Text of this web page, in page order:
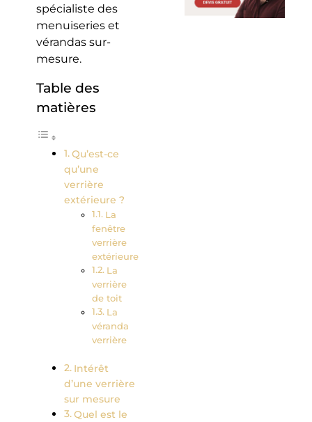
spécialiste des
menuiseries et
vérandas sur-
mesure.
Table des
matières
Qu’est-ce
qu’une
verrière
extérieure ?
La
fenêtre
verrière
extérieure
La
verrière
de toit
La
véranda
verrière
Intérêt
d’une verrière
sur mesure
Quel est le